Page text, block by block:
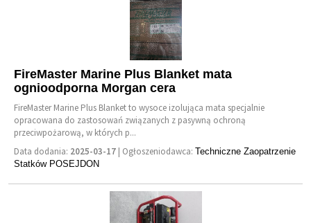
FireMaster Marine Plus Blanket mata
ognioodporna Morgan cera
FireMaster Marine Plus Blanket to wysoce izolująca mata specjalnie
opracowana do zastosowań związanych z pasywną ochroną
przeciwpożarową, w których p...
Data dodania: 2025-03-17 | Ogłoszeniodawca:Techniczne Zaopatrzenie
Statków POSEJDON